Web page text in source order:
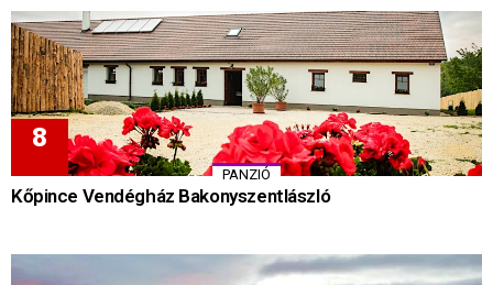
PANZIÓ
Kőpince Vendégház Bakonyszentlászló